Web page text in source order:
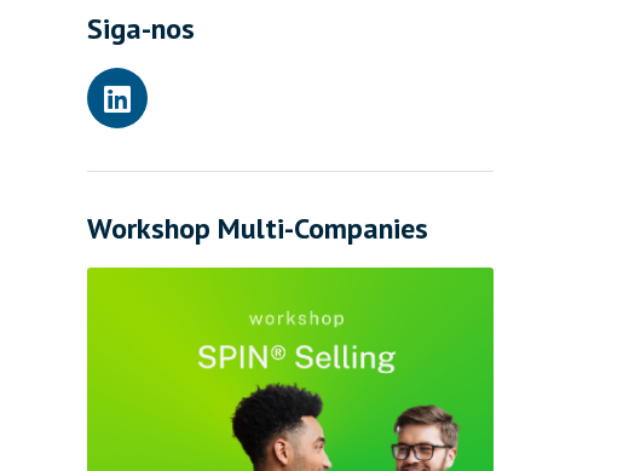
Siga-nos
Workshop Multi-Companies